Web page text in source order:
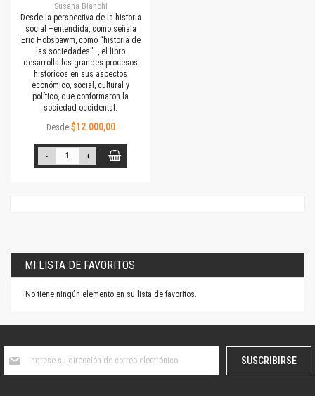
Susana Bianchi
Desde la perspectiva de la historia
social –entendida, como señala
Eric Hobsbawm, como “historia de
las sociedades”–, el libro
desarrolla los grandes procesos
históricos en sus aspectos
económico, social, cultural y
político, que conformaron la
sociedad occidental.
Desde $12.000,00
- +
MI LISTA DE FAVORITOS
No tiene ningún elemento en su lista de favoritos.
boletín
SUSCRIBIRSE